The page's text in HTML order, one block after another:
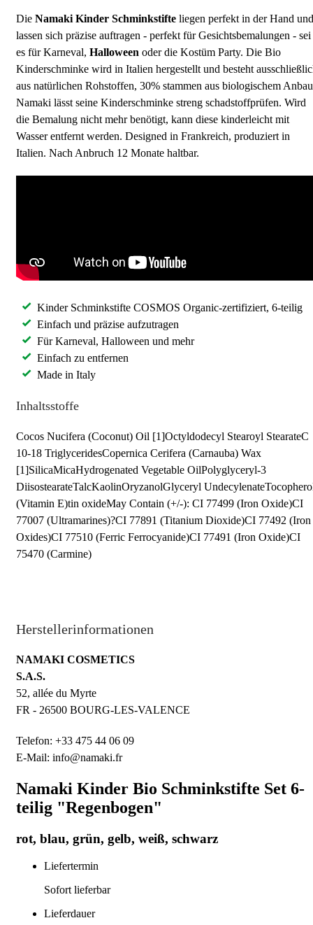
Die Namaki Kinder Schminkstifte liegen perfekt in der Hand und
lassen sich präzise auftragen - perfekt für Gesichtsbemalungen - sei
es für Karneval, Halloween oder die Kostüm Party. Die Bio
Kinderschminke wird in Italien hergestellt und besteht
aus natürlichen Rohstoffen, 30% stammen aus biologischem
Namaki lässt seine Kinderschminke streng schadstoffprüfen. Wird
die Bemalung nicht mehr benötigt, kann diese kinderleicht mit
Wasser entfernt werden. Designed in Frankreich, produziert in
Italien. Nach Anbruch 12 Monate haltbar.
Kinder Schminkstifte COSMOS Organic-zertifiziert, 6-teilig
Einfach und präzise aufzutragen
Für Karneval, Halloween und mehr
Einfach zu entfernen
Made in Italy
Inhaltsstoffe
Cocos Nucifera (Coconut) Oil [1]Octyldodecyl Stearoyl StearateC
10-18 TriglyceridesCopernica Cerifera (Carnauba) Wax
[1]SilicaMicaHydrogenated Vegetable OilPolyglyceryl-3
DiisostearateTalcKaolinOryzanolGlyceryl
(Vitamin E)tin oxideMay Contain (+/-): CI 77499 (Iron Oxide)CI
77007 (Ultramarines)?CI 77891 (Titanium Dioxide)CI 77492 (Iron
Oxides)CI 77510 (Ferric Ferrocyanide)CI 77491 (Iron Oxide)CI
75470 (Carmine)
Herstellerinformationen
NAMAKI COSMETICS
S.A.S.
52, allée du Myrte
FR - 26500 BOURG-LES-VALENCE
Telefon: +33 475 44 06 09
E-Mail: info@namaki.fr
Namaki Kinder Bio Schminkstifte Set 6-
teilig "Regenbogen"
rot, blau, grün, gelb, weiß, schwarz
Liefertermin
Sofort lieferbar
Lieferdauer